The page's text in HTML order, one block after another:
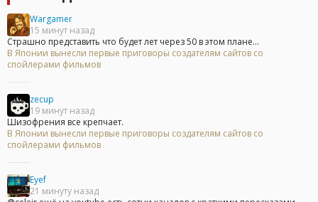
Wargamer
15 минут назад
Страшно представить что будет лет через 50 в этом плане...
В Японии вынесли первые приговоры создателям сайтов со
спойлерами фильмов
zecup
19 минут назад
Шизофрения все крепчает.
В Японии вынесли первые приговоры создателям сайтов со
спойлерами фильмов
Eyef
21 минуту назад